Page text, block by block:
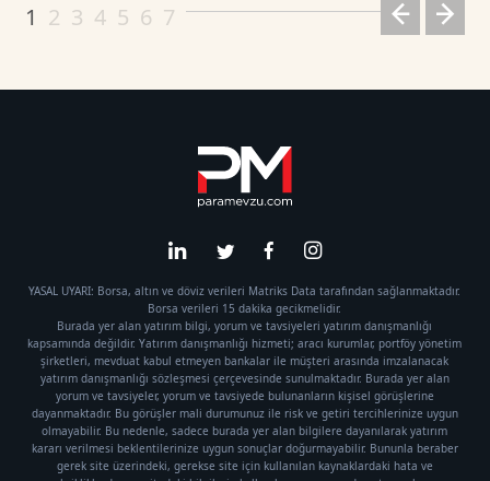
1 2 3 4 5 6 7
YASAL UYARI: Borsa, altın ve döviz verileri Matriks Data tarafından sağlanmaktadır.
Borsa verileri 15 dakika gecikmelidir.
Burada yer alan yatırım bilgi, yorum ve tavsiyeleri yatırım danışmanlığı
kapsamında değildir. Yatırım danışmanlığı hizmeti; aracı kurumlar, portföy yönetim
şirketleri, mevduat kabul etmeyen bankalar ile müşteri arasında imzalanacak
yatırım danışmanlığı sözleşmesi çerçevesinde sunulmaktadır. Burada yer alan
yorum ve tavsiyeler, yorum ve tavsiyede bulunanların kişisel görüşlerine
dayanmaktadır. Bu görüşler mali durumunuz ile risk ve getiri tercihlerinize uygun
olmayabilir. Bu nedenle, sadece burada yer alan bilgilere dayanılarak yatırım
kararı verilmesi beklentilerinize uygun sonuçlar doğurmayabilir. Bununla beraber
gerek site üzerindeki, gerekse site için kullanılan kaynaklardaki hata ve